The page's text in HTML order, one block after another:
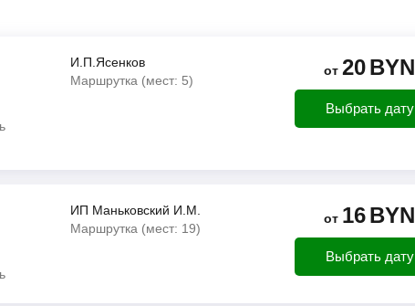
И.П.Ясенков
Маршрутка (мест: 5)
от20BYN
Выбрать дату
ИП Маньковский И.М.
Маршрутка (мест: 19)
от 16BYN
Выбрать дату